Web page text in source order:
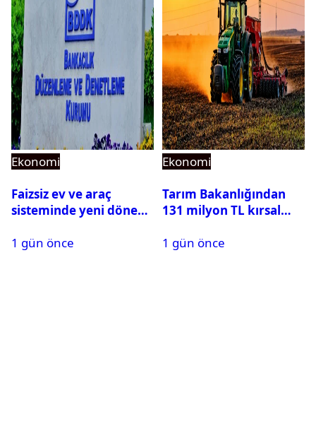
Ekonomi
Faizsiz ev ve araç
sisteminde yeni dönem:
değiştirdi
1 gün önce
Ekonomi
Tarım Bakanlığından
131 milyon TL kırsal
Toplam 688 milyon TL
1 gün önce